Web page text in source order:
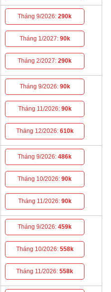
Tháng 9/2026:290k
Tháng 1/2027: 90k
Tháng 2/2027:290k
Tháng 9/2026: 90k
Tháng 11/2026: 90k
Tháng 12/2026: 610k
Tháng 9/2026:486k
Tháng 10/2026:90k
Tháng 11/2026: 90k
Tháng 9/2026:459k
Tháng 10/2026: 558k
Tháng 11/2026:558k